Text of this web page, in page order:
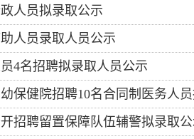
人员拟录取公示
人员录取人员公示
4名招聘拟录取人员公示
保健院招聘10名合同制医务人
招聘留置保障队伍辅警拟录取